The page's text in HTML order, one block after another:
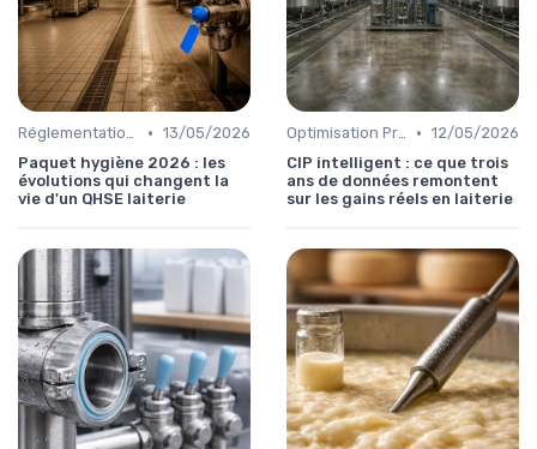
Réglementations & Conformité • 13/05/2026
Paquet hygiène 2026 : les
évolutions qui changent la
vie d'un QHSE laiterie
Optimisation Production • 12/05/2026
CIP intelligent : ce que trois
ans de données remontent
sur les gains réels en laiterie